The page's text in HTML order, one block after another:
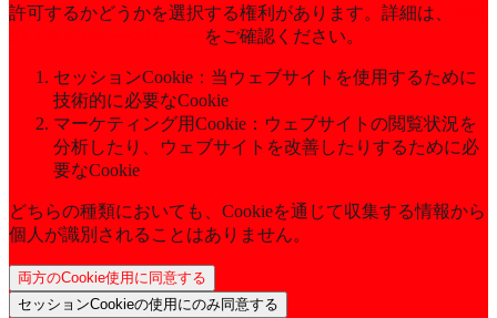
許可するかどうかを選択する権利があります。詳細は、
をご確認ください。
セッションCookie：当ウェブサイトを使用するために
技術的に必要なCookie
マーケティング用Cookie：ウェブサイトの閲覧状況を
分析したり、ウェブサイトを改善したりするために必
要なCookie
どちらの種類においても、Cookieを通じて収集する情報から
個人が識別されることはありません。
両方のCookie使用に同意する
セッションCookieの使用にのみ同意する